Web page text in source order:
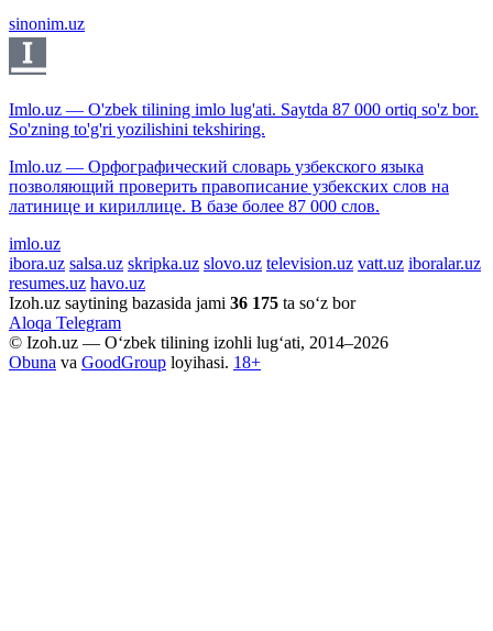
sinonim.uz
Imlo.uz — O'zbek tilining imlo lug'ati. Saytda 87 000 ortiq so'z bor.
So'zning to'g'ri yozilishini tekshiring.
Imlo.uz — Орфографический словарь узбекского языка
позволяющий проверить правописание узбекских слов на
латинице и кириллице. В базе более 87 000 слов.
imlo.uz
ibora.uz salsa.uz skripka.uz slovo.uz television.uz vatt.uz iboralar.uz
resumes.uz havo.uz
Izoh.uz saytining bazasida jami 36 175 ta so‘z bor
Aloqa Telegram
© Izoh.uz — O‘zbek tilining izohli lug‘ati, 2014–2026
Obuna va GoodGroup loyihasi. 18+